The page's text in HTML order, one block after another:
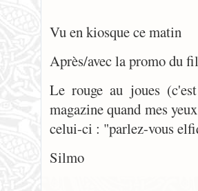
Vu en kiosque ce matin
Après/avec la promo du
Le rouge au joues
magazine quand mes
celui-ci : "parlez-vous
Silmo